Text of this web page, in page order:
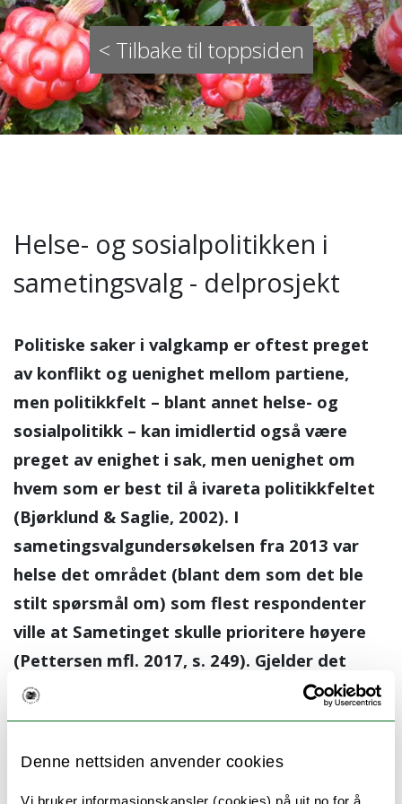
Denne nettsiden anvender cookies
Vi bruker informasjonskapsler (cookies) på uit.no for å
< Tilbake til toppsiden
Helse- og sosialpolitikken i
sametingsvalg - delprosjekt
Politiske saker i valgkamp er oftest preget
av konflikt og uenighet mellom partiene,
men politikkfelt – blant annet helse- og
sosialpolitikk – kan imidlertid også være
preget av enighet i sak, men uenighet om
hvem som er best til å ivareta politikkfeltet
(Bjørklund & Saglie, 2002). I
sametingsvalgundersøkelsen fra 2013 var
helse det området (blant dem som det ble
stilt spørsmål om) som flest respondenter
ville at Sametinget skulle prioritere høyere
(Pettersen mfl. 2017, s. 249). Gjelder det
samme i valgkampsammenheng? Vi vil følge
opp dette resultatet, og spør: I hvilken grad
del av valgkampen?